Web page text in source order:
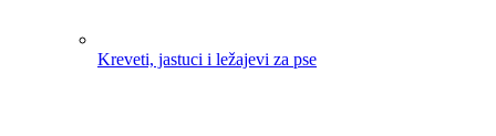
Kreveti, jastuci i ležajevi za pse